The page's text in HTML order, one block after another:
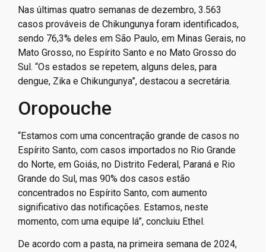
Nas últimas quatro semanas de dezembro, 3.563
casos prováveis de Chikungunya foram identificados,
sendo 76,3% deles em São Paulo, em Minas Gerais, no
Mato Grosso, no Espírito Santo e no Mato Grosso do
Sul. “Os estados se repetem, alguns deles, para
dengue, Zika e Chikungunya”, destacou a secretária.
Oropouche
“Estamos com uma concentração grande de casos no
Espírito Santo, com casos importados no Rio Grande
do Norte, em Goiás, no Distrito Federal, Paraná e Rio
Grande do Sul, mas 90% dos casos estão
concentrados no Espírito Santo, com aumento
significativo das notificações. Estamos, neste
momento, com uma equipe lá”, concluiu Ethel.
De acordo com a pasta, na primeira semana de 2024,